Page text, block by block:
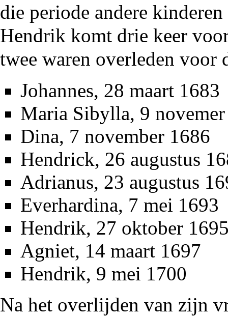
die periode andere
Hendrik komt drie keer
twee waren overleden voor
Johannes, 28 maart 1683
Maria Sibylla, 9
Dina, 7 november 1686
Hendrick, 26 augustus
Adrianus, 23 augustus
Everhardina, 7 mei 1693
Hendrik, 27 oktober
Agniet, 14 maart 1697
Hendrik, 9 mei 1700
Na het overlijden van zijn